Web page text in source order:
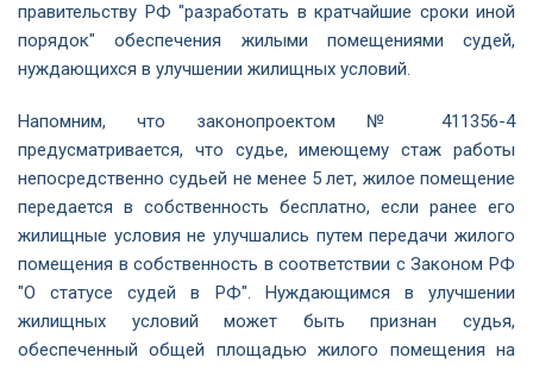
правительству РФ "разработать в кратчайшие сроки иной
порядок" обеспечения жилыми помещениями судей,
нуждающихся в улучшении жилищных условий.
Напомним, что законопроектом № 411356-4
предусматривается, что судье, имеющему стаж работы
непосредственно судьей не менее 5 лет, жилое помещение
передается в собственность бесплатно, если ранее его
жилищные условия не улучшались путем передачи жилого
помещения в собственность в соответствии с Законом РФ
"О статусе судей в РФ". Нуждающимся в улучшении
жилищных условий может быть признан судья,
обеспеченный общей площадью жилого помещения на